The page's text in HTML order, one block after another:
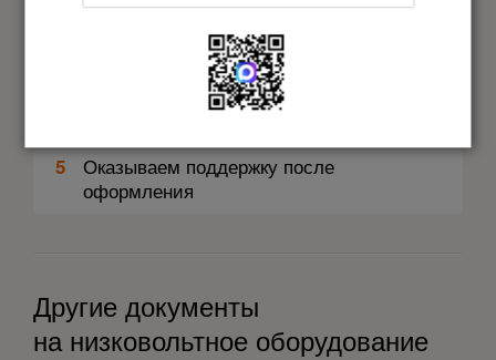
Проводим процедуру
декларирования
Оформляем декларацию
5
Оказываем поддержку после
оформления
Другие документы
на низковольтное оборудование